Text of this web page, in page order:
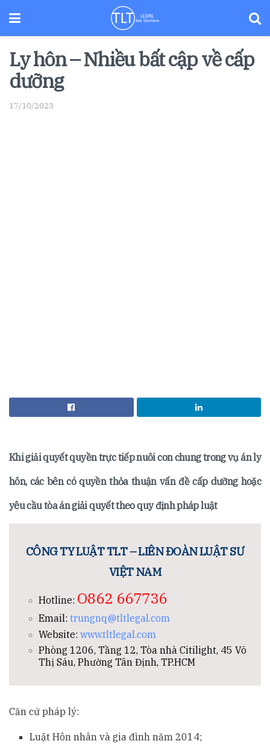
Ly hôn – Nhiều bất cập về cấp
dưỡng
17/10/2023
Khi giải quyết quyền trực tiếp nuôi con chung trong vụ án ly
hôn, các bên có quyền thỏa thuận vấn đề cấp dưỡng hoặc
yêu cầu tòa án giải quyết theo quy định pháp luật
CÔNG TY LUẬT TLT – LIÊN ĐOÀN LUẬT SƯ
VIỆT NAM
Hotline: O862 667736
Email: trungnq@tltlegal.com
Website:www.tltlegal.com
Phòng 1206, Tầng 12, Tòa nhà Citilight, 45 Võ
Thị Sáu, Phường Tân Định, TP.HCM
Căn cứ pháp lý:
Luật Hôn nhân và gia đình năm 2014;